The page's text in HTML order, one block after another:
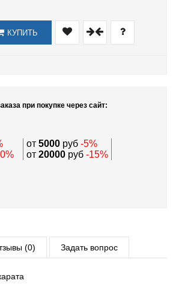
КУПИТЬ
при покупке через сайт:
от 5000 руб -5%
от 20000 руб -15%
(0) Задать вопрос